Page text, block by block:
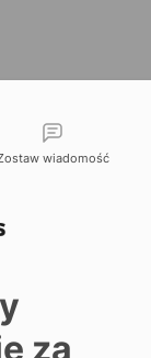
wiadomość
za